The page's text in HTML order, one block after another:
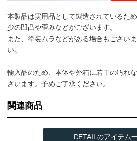
本製品は実用品として製造されているた
少の凹凸や歪みなどがございます。
また、塗装ムラなどがある場合もござい
い。
輸入品のため、本体や外箱に若干の汚れ
ざいます。予めご了承ください。
関連商品
DETAILのアイテム